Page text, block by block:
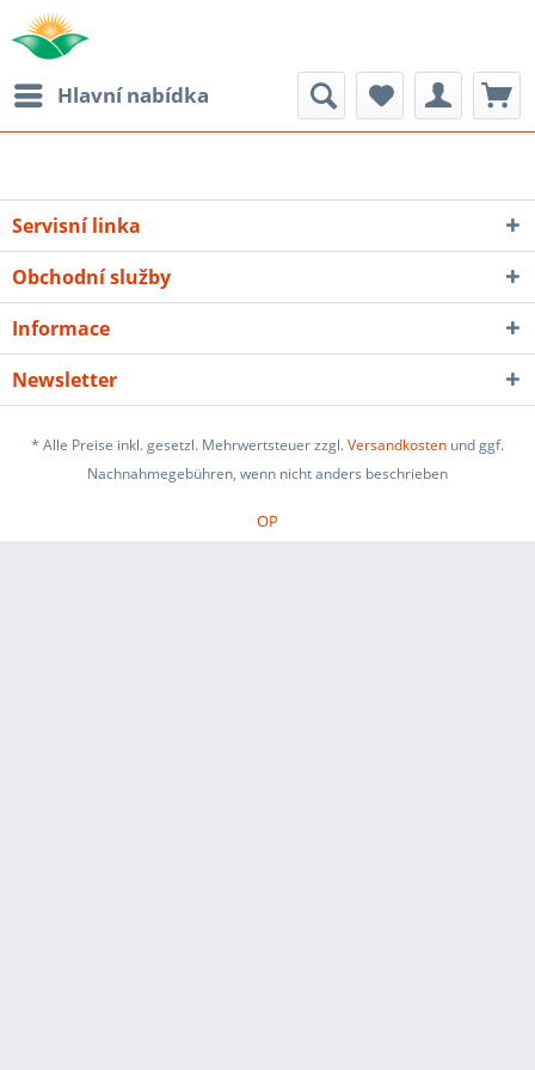
Hlavní nabídka
Servisní linka
Obchodní služby
Informace
Newsletter
* Alle Preise inkl. gesetzl. Mehrwertsteuer zzgl.Versandkosten und ggf.
Nachnahmegebühren, wenn nicht anders beschrieben
OP